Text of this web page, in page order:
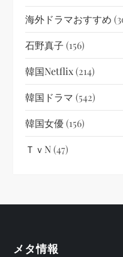
海外ドラマおすすめ
石野真子 (156)
韓国netflix(214)
韓国ドラマ (542)
韓国女優(156)
ＴｖN(47)
メタ情報